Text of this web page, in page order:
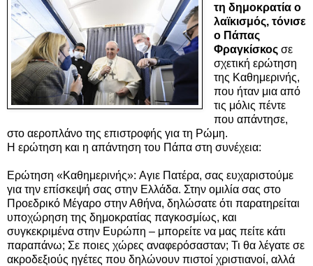
τη δημοκρατία o
λαϊκισμός, τόνισε
ο Πάπας
Φραγκίσκοςσε
σχετική ερώτηση
της Καθημερινής,
που ήταν μια από
τις μόλις πέντε
που απάντησε,
στο αεροπλάνο της επιστροφής για τη Ρώμη.
Η ερώτηση και η απάντηση του Πάπα στη συνέχεια:
Ερώτηση «Καθημερινής»: Aγιε Πατέρα, σας ευχαριστούμε
για την επίσκεψή σας στην Ελλάδα. Στην ομιλία σας στο
Προεδρικό Μέγαρο στην Αθήνα, δηλώσατε ότι παρατηρείται
υποχώρηση της δημοκρατίας παγκοσμίως, και
συγκεκριμένα στην Ευρώπη – μπορείτε να μας πείτε κάτι
παραπάνω; Σε ποιες χώρες αναφερόσασταν; Τι θα λέγατε σε
ακροδεξιούς ηγέτες που δηλώνουν πιστοί χριστιανοί, αλλά